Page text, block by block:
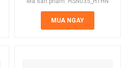
MUA NGAY